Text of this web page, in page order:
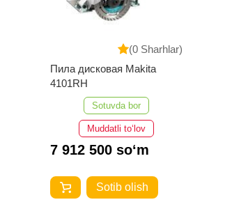
(0 Sharhlar)
Пила дисковая Makita
4101RH
Sotuvda bor
Muddatli to‘lov
7 912 500 so‘m
Sotib olish